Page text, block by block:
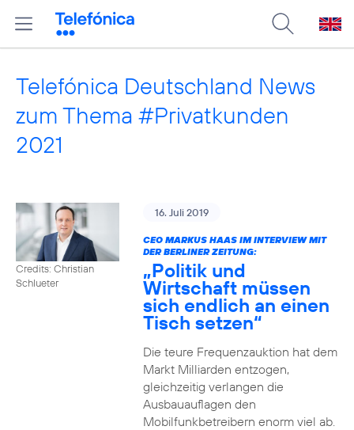
Telefónica Deutschland News
zum Thema #Privatkunden
2021
Credits: Christian
Schlueter
16. Juli 2019
CEO MARKUS HAAS IM INTERVIEW MIT
DER BERLINER ZEITUNG:
„Politik und
Wirtschaft müssen
sich endlich an einen
Tisch setzen“
Die teure Frequenzauktion hat dem
Markt Milliarden entzogen,
gleichzeitig verlangen die
Ausbauauflagen den
Mobilfunkbetreibern enorm viel ab.